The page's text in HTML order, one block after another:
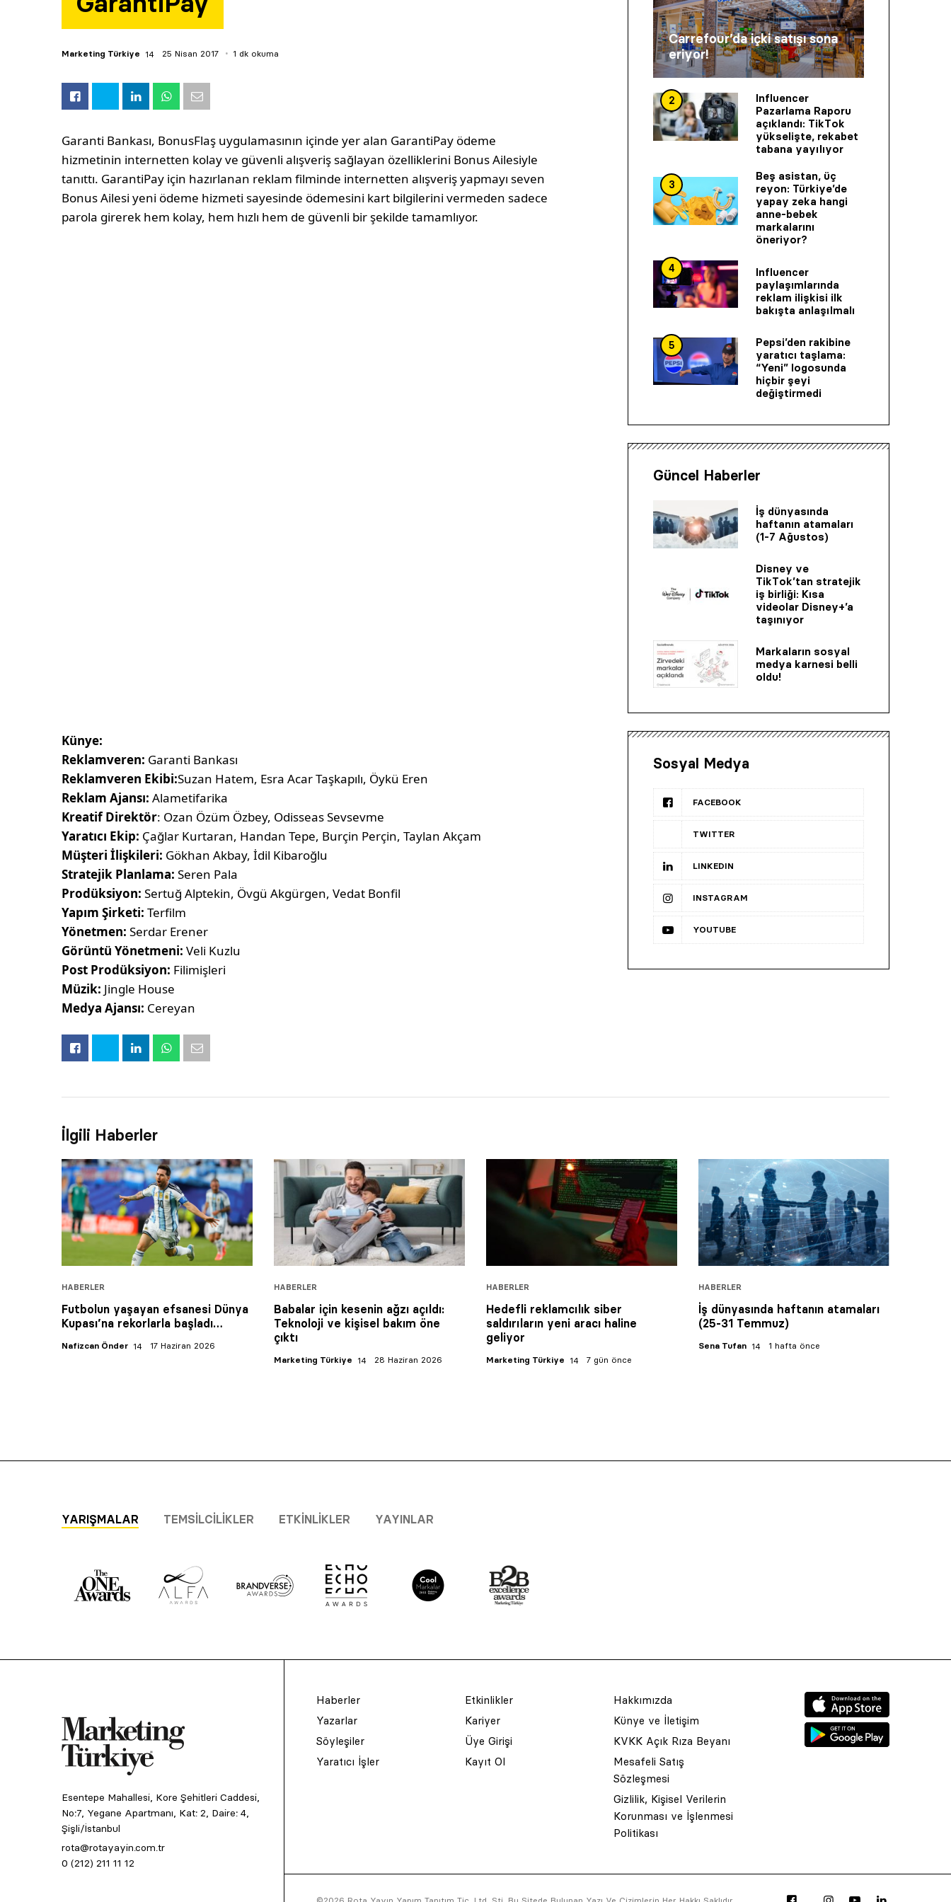
Marketing Türkiye 25 Nisan 2017 1 dk okuma
Garanti Bankası, BonusFlaş uygulamasının içinde yer alan GarantiPay ödeme
hizmetinin internetten kolay ve güvenli alışveriş sağlayan özelliklerini Bonus Ailesiyle
tanıttı. GarantiPay için hazırlanan reklam filminde internetten alışveriş yapmayı seven
Bonus Ailesi yeni ödeme hizmeti sayesinde ödemesini kart bilgilerini vermeden sadece
parola girerek hem kolay, hem hızlı hem de güvenli bir şekilde tamamlıyor.
Künye:
Reklamveren: Garanti Bankası
Reklamveren Ekibi:Suzan Hatem, Esra Acar Taşkapılı, Öykü Eren
Reklam Ajansı: Alametifarika
Kreatif Direktör: Ozan Özüm Özbey, Odisseas Sevsevme
Yaratıcı Ekip: Çağlar Kurtaran, Handan Tepe, Burçin Perçin, Taylan Akçam
Müşteri İlişkileri: Gökhan Akbay, İdil Kibaroğlu
Stratejik Planlama: Seren Pala
Prodüksiyon: Sertuğ Alptekin, Övgü Akgürgen, Vedat Bonfil
Yapım Şirketi: Terfilm
Yönetmen: Serdar Erener
Görüntü Yönetmeni: Veli Kuzlu
Post Prodüksiyon: Filimişleri
Müzik: Jingle House
Medya Ajansı: Cereyan
Carrefour’da içki satışı sona
eriyor!
2
Influencer
Pazarlama Raporu
açıklandı: TikTok
yükselişte, rekabet
tabana yayılıyor
3
Beş asistan, üç
reyon: Türkiye’de
yapay zeka hangi
anne-bebek
markalarını
öneriyor?
4
Influencer
paylaşımlarında
reklam ilişkisi ilk
bakışta anlaşılmalı
5
Pepsi’den rakibine
yaratıcı taşlama:
“Yeni” logosunda
hiçbir şeyi
değiştirmedi
Güncel Haberler
İş dünyasında
haftanın atamaları
(1-7 Ağustos)
Disney ve
TikTok’tan stratejik
iş birliği: Kısa
videolar Disney+’a
taşınıyor
Markaların sosyal
medya karnesi belli
oldu!
Sosyal Medya
FACEBOOK
TWITTER
LINKEDIN
INSTAGRAM
YOUTUBE
İlgili Haberler
HABERLER
Futbolun yaşayan efsanesi Dünya
Kupası’na rekorlarla başladı…
Nafizcan Önder 17 Haziran 2026
HABERLER
Babalar için kesenin ağzı açıldı:
Teknoloji ve kişisel bakım öne
çıktı
Marketing Türkiye 28 Haziran 2026
HABERLER
Hedefli reklamcılık siber
saldırıların yeni aracı haline
geliyor
Marketing Türkiye 7 gün önce
HABERLER
İş dünyasında haftanın atamaları
(25-31 Temmuz)
Sena Tufan 1 hafta önce
YARIŞMALAR TEMSILCILIKLER ETKINLIKLER YAYINLAR
Esentepe Mahallesi, Kore Şehitleri Caddesi,
No:7, Yegane Apartmanı, Kat: 2, Daire: 4,
Şişli/İstanbul
rota@rotayayin.com.tr
0 (212) 211 11 12
Haberler
Yazarlar
Söyleşiler
Yaratıcı İşler
Etkinlikler
Kariyer
Üye Girişi
Kayıt Ol
Hakkımızda
Künye ve İletişim
KVKK Açık Rıza Beyanı
Mesafeli Satış
Sözleşmesi
Gizlilik, Kişisel Verilerin
Korunması ve İşlenmesi
Politikası